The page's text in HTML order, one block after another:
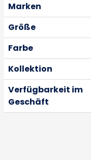
Marken
Größe
Farbe
Kollektion
Verfügbarkeit im
Geschäft